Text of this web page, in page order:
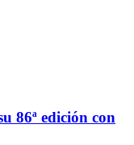
86ª edición con